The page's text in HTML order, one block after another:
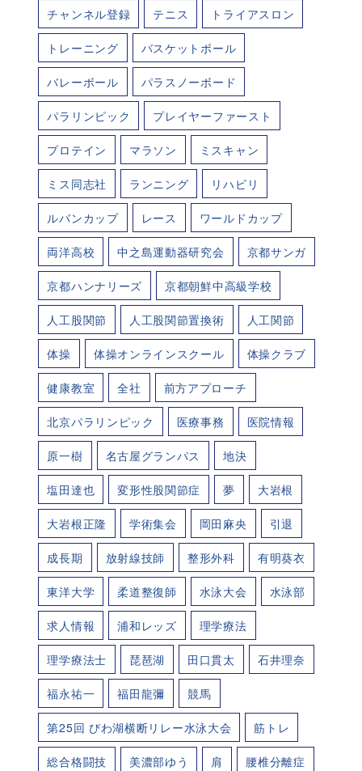
チャンネル登録 テニス トライアスロン
トレーニング バスケットボール
バレーボール パラスノーボード
パラリンピック プレイヤーファースト
プロテイン マラソン ミスキャン
ミス同志社 ランニング リハビリ
ルバンカップ レース ワールドカップ
両洋高校 中之島運動器研究会 京都サンガ
京都ハンナリーズ 京都朝鮮中高級学校
人工股関節 人工股関節置換術 人工関節
体操 体操オンラインスクール 体操クラブ
健康教室 全社 前方アプローチ
北京パラリンピック 医療事務 医院情報
原一樹 名古屋グランパス 地決
塩田達也 変形性股関節症 夢 大岩根
大岩根正隆 学術集会 岡田麻央 引退
成長期 放射線技師 整形外科 有明葵衣
東洋大学 柔道整復師 水泳大会 水泳部
求人情報 浦和レッズ 理学療法
理学療法士 琵琶湖 田口貫太 石井理奈
福永祐一 福田龍彌 競馬
第25回 びわ湖横断リレー水泳大会 筋トレ
総合格闘技 美濃部ゆう 肩 腰椎分離症